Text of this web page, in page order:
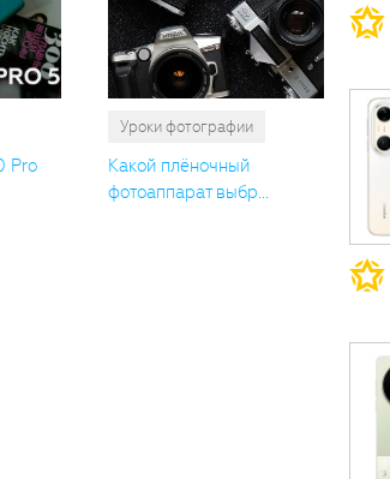
Pro
Уроки фотографии
Какой плёночный
фотоаппарат выбр...